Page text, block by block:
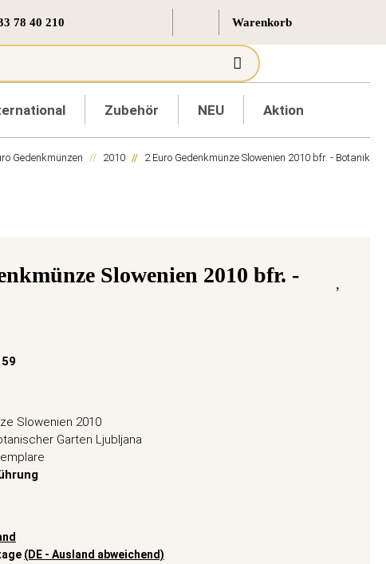
78 40 210
Zubehör NEU Aktion
Gedenkmünzen 2010 2 Euro Gedenkmünze Slowenien 2010 bfr. - Botanik
Slowenien 2010 bfr. -
Slowenien 2010
Garten Ljubljana
(DE - Ausland abweichend)